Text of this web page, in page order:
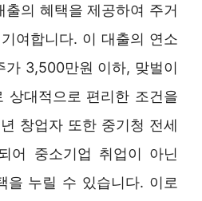
출의 혜택을 제공하여 주거
여합니다. 이 대출의 연소
가 3,500만원 이하, 맞벌이
상대적으로 편리한 조건을
창업자 또한 중기청 전세
어 중소기업 취업이 아닌
을 누릴 수 있습니다. 이로